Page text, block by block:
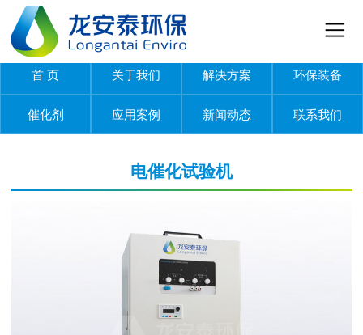
首 页 关于我们 解决方案 环保装备
催化剂 应用案例 新闻动态 联系我们
电催化试验机